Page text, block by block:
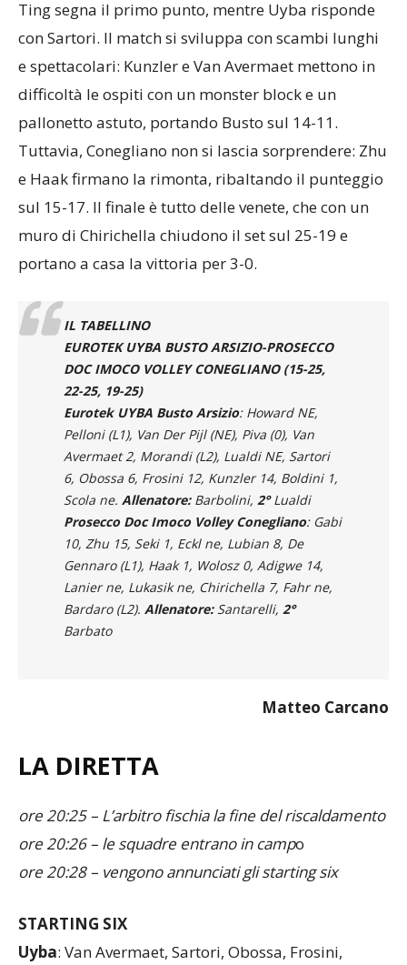
Ting segna il primo punto, mentre Uyba risponde
con Sartori. Il match si sviluppa con scambi lunghi
e spettacolari: Kunzler e Van Avermaet mettono in
difficoltà le ospiti con un monster block e un
pallonetto astuto, portando Busto sul 14-11.
Tuttavia, Conegliano non si lascia sorprendere: Zhu
e Haak firmano la rimonta, ribaltando il punteggio
sul 15-17. Il finale è tutto delle venete, che con un
muro di Chirichella chiudono il set sul 25-19 e
portano a casa la vittoria per 3-0.
IL TABELLINO
EUROTEK UYBA BUSTO ARSIZIO-PROSECCO
DOC IMOCO VOLLEY CONEGLIANO (15-25,
22-25, 19-25)
Eurotek UYBA Busto Arsizio: Howard NE,
Pelloni (L1), Van Der Pijl (NE), Piva (0), Van
Avermaet 2, Morandi (L2), Lualdi NE, Sartori
6, Obossa 6, Frosini 12, Kunzler 14, Boldini 1,
Scola ne. Allenatore:Barbolini, 2°Lualdi
Prosecco Doc Imoco Volley Conegliano: Gabi
10, Zhu 15, Seki 1, Eckl ne, Lubian 8, De
Gennaro (L1), Haak 1, Wolosz 0, Adigwe 14,
Lanier ne, Lukasik ne, Chirichella 7, Fahr ne,
Bardaro (L2). Allenatore:Santarelli, 2°
Barbato
Matteo Carcano
LA DIRETTA
ore 20:25 – L’arbitro fischia la fine del riscaldamento
ore 20:26 – le squadre entrano in campo
ore 20:28 – vengono annunciati gli starting six
STARTING SIX
Uyba: Van Avermaet, Sartori, Obossa, Frosini,